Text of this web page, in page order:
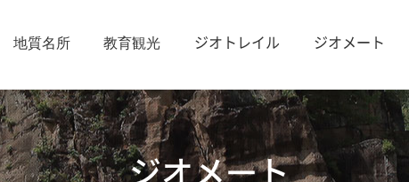
地質名所 教育観光 ジオトレイル ジオメート
ジオメート